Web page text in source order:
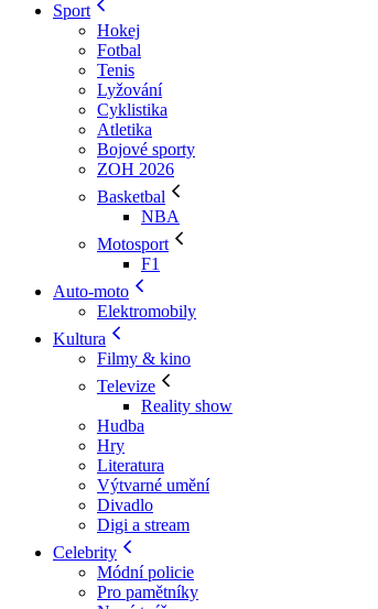
Sport
Hokej
Fotbal
Tenis
Lyžování
Cyklistika
Atletika
Bojové sporty
ZOH 2026
Basketbal
NBA
Motosport
F1
Auto-moto
Elektromobily
Kultura
Filmy & kino
Televize
Reality show
Hudba
Hry
Literatura
Výtvarné umění
Divadlo
Digi a stream
Celebrity
Módní policie
Pro pamětníky